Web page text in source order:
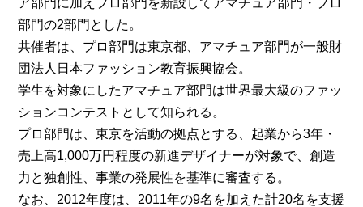
部門の2部門とした。
共催者は、プロ部門は東京都、アマチュア部門が一般財
団法人日本ファッション教育振興協会。
学生を対象にしたアマチュア部門は世界最大級のファッ
ションコンテストとして知られる。
プロ部門は、東京を活動の拠点とする、起業から3年・
売上高1,000万円程度の新進デザイナーが対象で、創造
力と独創性、事業の発展性を基準に審査する。
なお、2012年度は、2011年の9名を加えた計20名を支援